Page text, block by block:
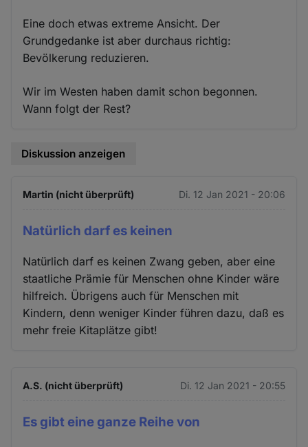
Eine doch etwas extreme Ansicht. Der
Grundgedanke ist aber durchaus richtig:
Bevölkerung reduzieren.
Wir im Westen haben damit schon begonnen.
Wann folgt der Rest?
Diskussion anzeigen
Martin (nicht überprüft) Di. 12 Jan 2021 - 20:06
Natürlich darf es keinen
Natürlich darf es keinen Zwang geben, aber eine
staatliche Prämie für Menschen ohne Kinder wäre
hilfreich. Übrigens auch für Menschen mit
Kindern, denn weniger Kinder führen dazu, daß es
mehr freie Kitaplätze gibt!
A.S. (nicht überprüft) Di. 12 Jan 2021 - 20:55
Es gibt eine ganze Reihe von